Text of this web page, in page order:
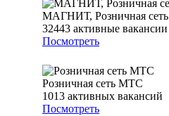
МАГНИТ, Розничная сеть
32443 активные вакансии
Посмотреть
Розничная сеть МТС
1013 активных вакансий
Посмотреть